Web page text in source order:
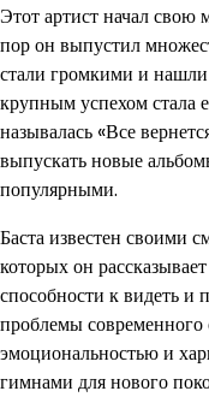
Этот артист начал свою
пор он выпустил
стали громкими и
крупным успехом стала
называлась «Все
выпускать новые
популярными.
Баста известен своими
которых он
способности к видеть и
проблемы современного
эмоциональностью и
гимнами для нового